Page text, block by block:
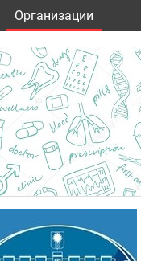
Организации